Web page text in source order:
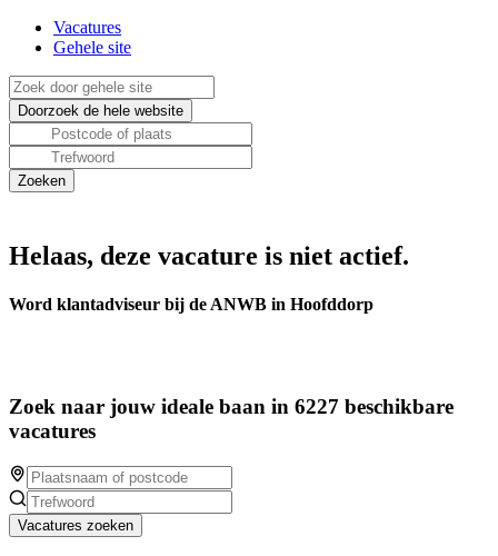
Vacatures
Gehele site
Helaas, deze vacature is niet actief.
Word klantadviseur bij de ANWB in Hoofddorp
Zoek naar jouw ideale baan in 6227 beschikbare
vacatures
Vacatures zoeken